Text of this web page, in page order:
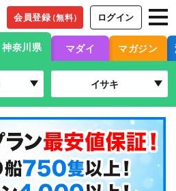
会員登録（無料） ログイン
神奈川県 マダイ マガジン
イサキ